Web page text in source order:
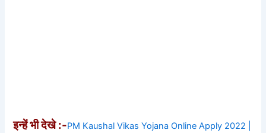
इन्हें भी देखे :-PM Kaushal Vikas Yojana Online Apply 2022 |